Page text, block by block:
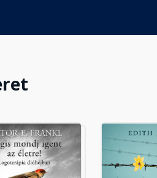
csoportos feldolgozáshoz
kora